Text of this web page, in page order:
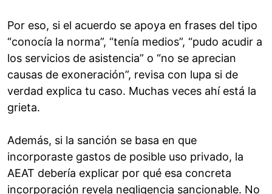
Por eso, si el acuerdo se apoya en frases del tipo
“conocía la norma”, “tenía medios”, “pudo acudir a
los servicios de asistencia” o “no se aprecian
causas de exoneración”, revisa con lupa si de
verdad explica tu caso. Muchas veces ahí está la
grieta.
Además, si la sanción se basa en que
incorporaste gastos de posible uso privado, la
AEAT debería explicar por qué esa concreta
incorporación revela negligencia sancionable. No